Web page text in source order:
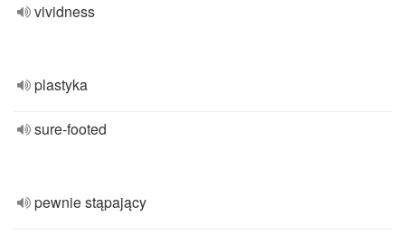
vividness
plastyka
sure-footed
pewnie stąpający